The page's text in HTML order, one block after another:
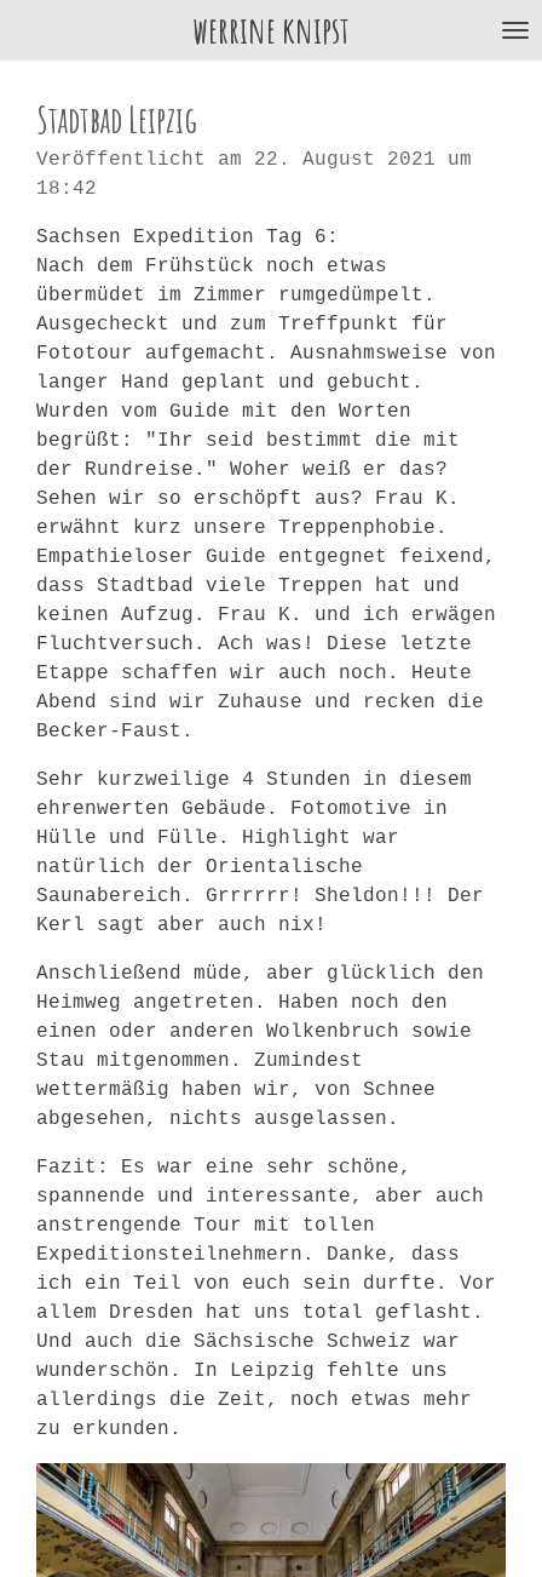
werrine knipst
Stadtbad Leipzig
Veröffentlicht am 22. August 2021 um
18:42
Sachsen Expedition Tag 6:
Nach dem Frühstück noch etwas
übermüdet im Zimmer rumgedümpelt.
Ausgecheckt und zum Treffpunkt für
Fototour aufgemacht. Ausnahmsweise von
langer Hand geplant und gebucht.
Wurden vom Guide mit den Worten
begrüßt: "Ihr seid bestimmt die mit
der Rundreise." Woher weiß er das?
Sehen wir so erschöpft aus? Frau K.
erwähnt kurz unsere Treppenphobie.
Empathieloser Guide entgegnet feixend,
dass Stadtbad viele Treppen hat und
keinen Aufzug. Frau K. und ich erwägen
Fluchtversuch. Ach was! Diese letzte
Etappe schaffen wir auch noch. Heute
Abend sind wir Zuhause und recken die
Becker-Faust.
Sehr kurzweilige 4 Stunden in diesem
ehrenwerten Gebäude. Fotomotive in
Hülle und Fülle. Highlight war
natürlich der Orientalische
Saunabereich. Grrrrrr! Sheldon!!! Der
Kerl sagt aber auch nix!
Anschließend müde, aber glücklich den
Heimweg angetreten. Haben noch den
einen oder anderen Wolkenbruch sowie
Stau mitgenommen. Zumindest
wettermäßig haben wir, von Schnee
abgesehen, nichts ausgelassen.
Fazit: Es war eine sehr schöne,
spannende und interessante, aber auch
anstrengende Tour mit tollen
Expeditionsteilnehmern. Danke, dass
ich ein Teil von euch sein durfte. Vor
allem Dresden hat uns total geflasht.
Und auch die Sächsische Schweiz war
wunderschön. In Leipzig fehlte uns
allerdings die Zeit, noch etwas mehr
zu erkunden.